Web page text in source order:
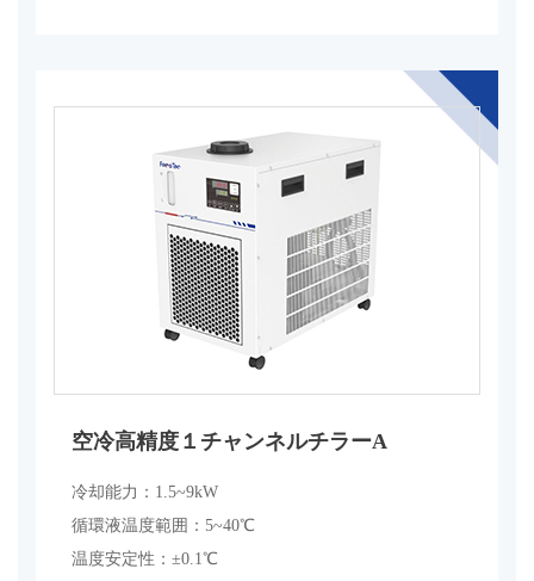
空冷高精度１チャンネルチラーA
冷却能力：1.5~9kW
循環液温度範囲：5~40℃
温度安定性：±0.1℃